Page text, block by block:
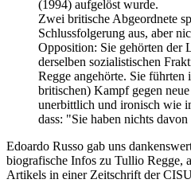
(1994) aufgelöst wurde.
Zwei britische Abgeordnete
Schlussfolgerung aus, aber
Opposition: Sie gehörten der
derselben sozialistischen
Regge angehörte. Sie führten
britischen) Kampf gegen
unerbittlich und ironisch wie
dass: "Sie haben nichts
Edoardo Russo gab uns
biografische Infos zu Tullio Regge,
Artikels in einer Zeitschrift der